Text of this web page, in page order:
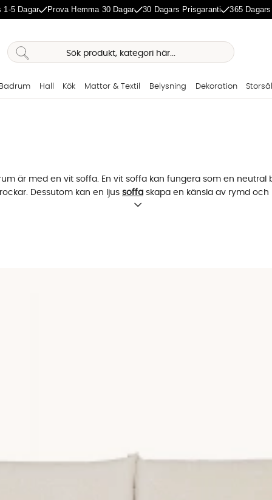
1-5 Dagar Prova Hemma 30 Dagar 30 Dagars Prisgaranti 365
Badrum Hall Kök Mattor & Textil Belysning Dekoration
är med en vit soffa. En vit soffa kan fungera som en
Dessutom kan en ljus soffa skapa en känsla av rymd